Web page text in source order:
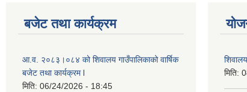
बजेट तथा कार्यक्रम
आ.व. २०८३।०८४ को शिवालय गाउँपालिकाको वार्षिक
बजेट तथा कार्यक्रम l
मिति: 06/24/2026 - 18:45
मिति: